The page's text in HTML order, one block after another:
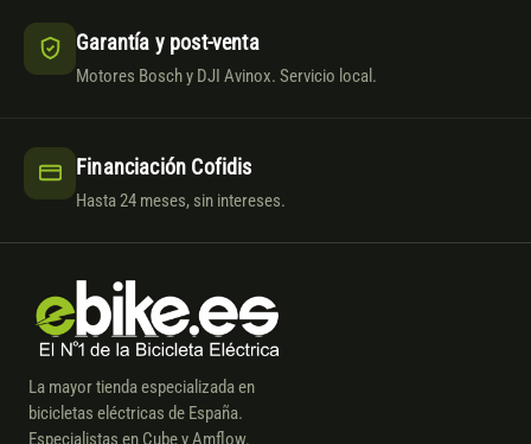
Garantía y post-venta
Motores Bosch y DJI Avinox. Servicio local.
Financiación Cofidis
Hasta 24 meses, sin intereses.
La mayor tienda especializada en
bicicletas eléctricas de España.